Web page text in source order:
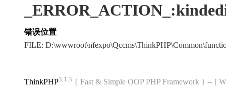
错误位置
FILE:
ThinkPHP3.1.3 { Fast & Simple OOP PHP Framework } -- [